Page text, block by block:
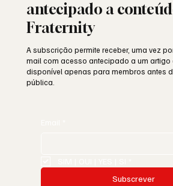
antecipado a
Fraternity
A subscrição permite receber, uma vez
mail com acesso antecipado a um artigo
disponível apenas para membros antes
pública.
Subscrever